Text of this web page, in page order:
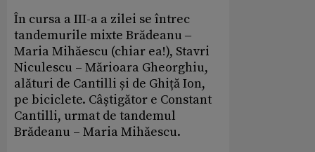
În cursa a III-a a zilei se întrec
tandemurile mixte Brădeanu ‒
Maria Mihăescu (chiar ea!), Stavri
Niculescu – Mărioara Gheorghiu,
alături de Cantilli și de Ghiță Ion,
pe biciclete. Câștigător e Constant
Cantilli, urmat de tandemul
Brădeanu – Maria Mihăescu.